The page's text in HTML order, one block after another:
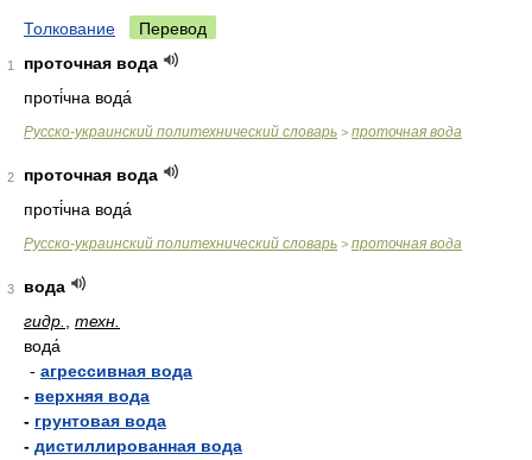
Толкование Перевод
1
проточная вода
проті́чна вода́
Русско-украинский политехнический словарь > проточная вода
2
проточная вода
проті́чна вода́
Русско-украинский политехнический словарь > проточная вода
3
вода
гидр.
техн.
вода́
- агрессивная вода
- верхняя вода
- грунтовая вода
- дистиллированная вода